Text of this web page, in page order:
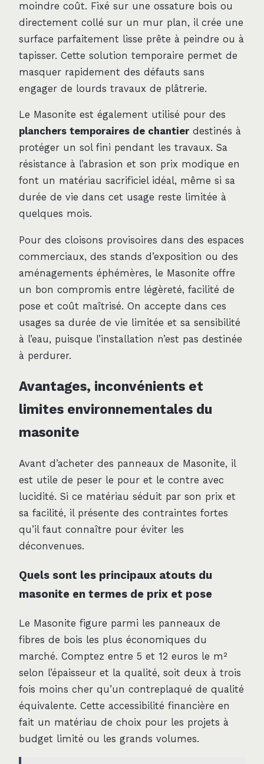
moindre coût. Fixé sur une ossature bois ou
directement collé sur un mur plan, il crée une
surface parfaitement lisse prête à peindre ou à
tapisser. Cette solution temporaire permet de
masquer rapidement des défauts sans
engager de lourds travaux de plâtrerie.
Le Masonite est également utilisé pour des
planchers temporaires de chantier destinés à
protéger un sol fini pendant les travaux. Sa
résistance à l’abrasion et son prix modique en
font un matériau sacrificiel idéal, même si sa
durée de vie dans cet usage reste limitée à
quelques mois.
Pour des cloisons provisoires dans des espaces
commerciaux, des stands d’exposition ou des
aménagements éphémères, le Masonite offre
un bon compromis entre légèreté, facilité de
pose et coût maîtrisé. On accepte dans ces
usages sa durée de vie limitée et sa sensibilité
à l’eau, puisque l’installation n’est pas destinée
à perdurer.
Avantages, inconvénients et
limites environnementales du
masonite
Avant d’acheter des panneaux de Masonite, il
est utile de peser le pour et le contre avec
lucidité. Si ce matériau séduit par son prix et
sa facilité, il présente des contraintes fortes
qu’il faut connaître pour éviter les
déconvenues.
Quels sont les principaux atouts du
masonite en termes de prix et pose
Le Masonite figure parmi les panneaux de
fibres de bois les plus économiques du
marché. Comptez entre 5 et 12 euros le m²
selon l’épaisseur et la qualité, soit deux à trois
fois moins cher qu’un contreplaqué de qualité
équivalente. Cette accessibilité financière en
fait un matériau de choix pour les projets à
budget limité ou les grands volumes.